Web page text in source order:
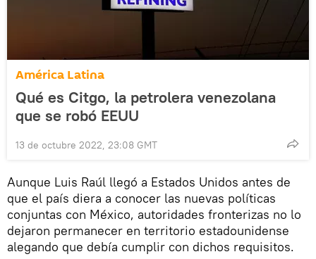
América Latina
Qué es Citgo, la petrolera venezolana
que se robó EEUU
13 de octubre 2022, 23:08 GMT
Aunque Luis Raúl llegó a Estados Unidos antes de
que el país diera a conocer las nuevas políticas
conjuntas con México, autoridades fronterizas no lo
dejaron permanecer en territorio estadounidense
alegando que debía cumplir con dichos requisitos.